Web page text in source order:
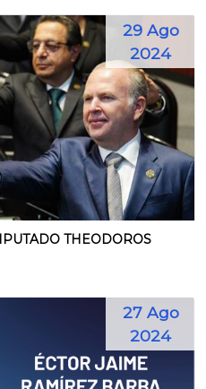
29 Ago
2024
THEODOROS
27 Ago
2024